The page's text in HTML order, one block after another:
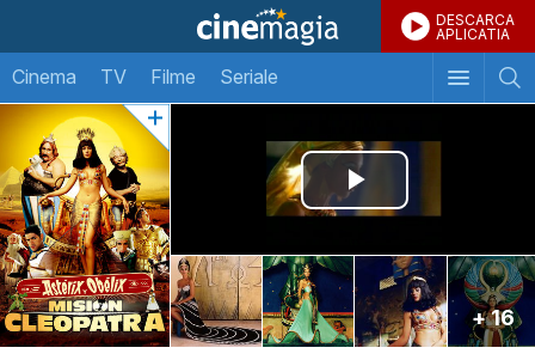
DESCARCA
APLICATIA
Cinema TV Filme Seriale
+ 16